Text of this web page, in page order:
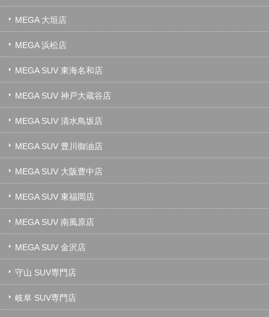
MEGA 大垣店
MEGA 浜松店
MEGA SUV 東海名和店
MEGA SUV 神戸大蔵谷店
MEGA SUV 清水鳥坂店
MEGA SUV 豊川御油店
MEGA SUV 大阪豊中店
MEGA SUV 東福岡店
MEGA SUV 南風原店
MEGA SUV 金沢店
守山 SUV専門店
岐阜 SUV専門店